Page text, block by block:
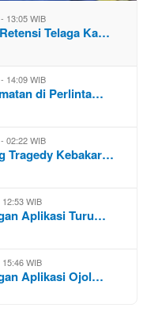
13:05 WIB
Telaga Ka…
14:09 WIB
di Perlinta…
02:22 WIB
Tragedy Kebakar…
WIB
Aplikasi Turu…
WIB
Aplikasi Ojol…